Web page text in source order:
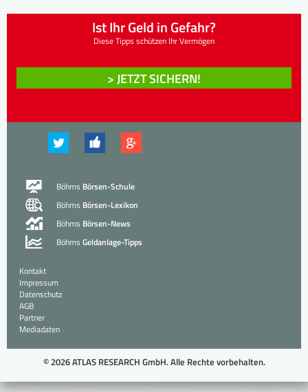
Ist Ihr Geld in Gefahr?
Diese Tipps schützen Ihr Vermögen
> JETZT SICHERN!
Böhms Börsen-Schule
Böhms Börsen-Lexikon
Böhms Börsen-News
Böhms Geldanlage-Tipps
Kontakt
Impressum
Datenschutz
AGB
Partner
Mediadaten
© 2026 ATLAS RESEARCH GmbH. Alle Rechte vorbehalten.